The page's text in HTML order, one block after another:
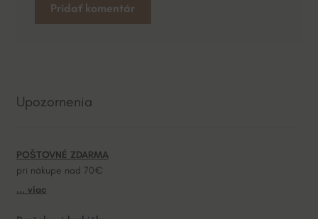
r
t
i
v
Upozornenia
POŠTOVNÉ ZDARMA
pri nákupe nad 70€
... viac